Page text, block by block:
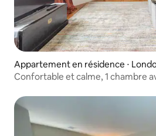
Appartement en résidence ⋅
Confortable et calme, 1 chambre